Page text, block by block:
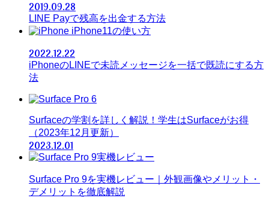
2019.09.28
LINE Payで残高を出金する方法
iPhone11の使い方
2022.12.22
iPhoneのLINEで未読メッセージを一括で既読にする方
法
Surfaceの学割を詳しく解説！学生はSurfaceがお得
（2023年12月更新）
2023.12.01
Surface Pro 9を実機レビュー｜外観画像やメリット・
デメリットを徹底解説